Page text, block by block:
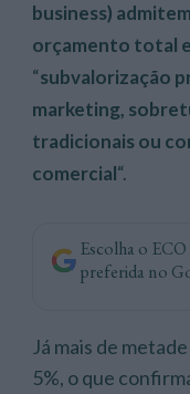
business)
orçamento total
“subvalorização
marketing,
tradicionais ou
comercial“.
Escolha o
preferida no
Já mais de
5%, o que